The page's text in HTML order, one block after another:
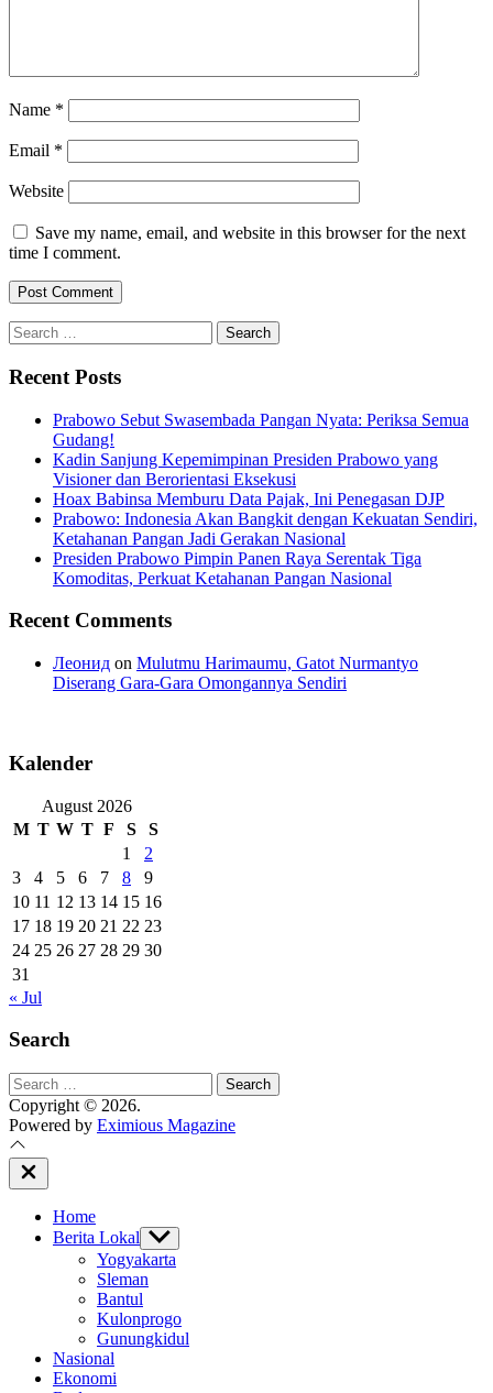
Name *
Email *
Website
Save my name, email, and website in this browser for the next
time I comment.
Search
for:
Recent Posts
Prabowo Sebut Swasembada Pangan Nyata: Periksa Semua
Gudang!
Kadin Sanjung Kepemimpinan Presiden Prabowo yang
Visioner dan Berorientasi Eksekusi
Hoax Babinsa Memburu Data Pajak, Ini Penegasan DJP
Prabowo: Indonesia Akan Bangkit dengan Kekuatan Sendiri,
Ketahanan Pangan Jadi Gerakan Nasional
Presiden Prabowo Pimpin Panen Raya Serentak Tiga
Komoditas, Perkuat Ketahanan Pangan Nasional
Recent Comments
Леонид on Mulutmu Harimaumu, Gatot Nurmantyo
Diserang Gara-Gara Omongannya Sendiri
Kalender
August 2026
M T W T F S
S
1
2
3
4 5 6 7 8
9
10 11 12 13 14 15 16
17 18 19 20 21 22 23
24 25 26 27 28 29 30
31
« Jul
Search
Search
for:
Copyright © 2026.
Powered by Eximious Magazine
Close
Off
Home
Berita Lokal Show
sub
menu
Yogyakarta
Sleman
Bantul
Kulonprogo
Gunungkidul
Nasional
Ekonomi